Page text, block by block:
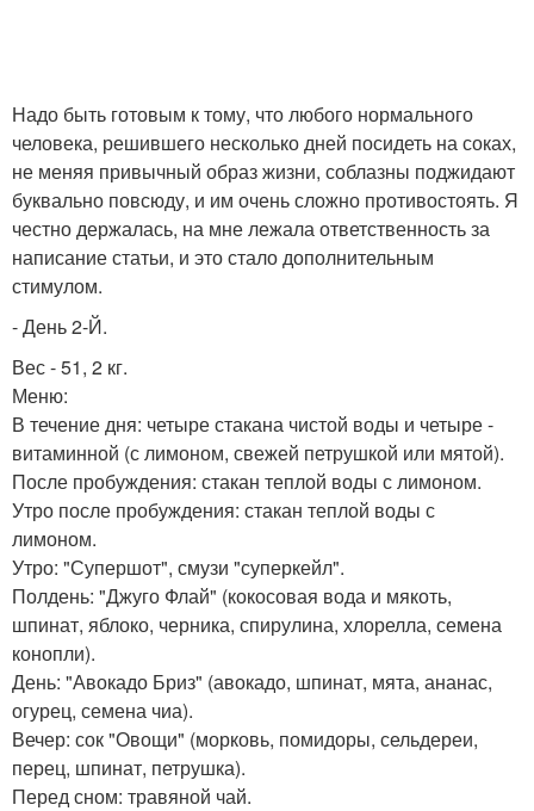
Надо быть готовым к тому, что любого нормального
человека, решившего несколько дней посидеть на соках,
не меняя привычный образ жизни, соблазны поджидают
буквально повсюду, и им очень сложно противостоять. Я
честно держалась, на мне лежала ответственность за
написание статьи, и это стало дополнительным
стимулом.
- День 2-Й.
Вес - 51, 2 кг.
Меню:
В течение дня: четыре стакана чистой воды и четыре -
витаминной (с лимоном, свежей петрушкой или мятой).
После пробуждения: стакан теплой воды с лимоном.
Утро после пробуждения: стакан теплой воды с
лимоном.
Утро: "Супершот", смузи "суперкейл".
Полдень: "Джуго Флай" (кокосовая вода и мякоть,
шпинат, яблоко, черника, спирулина, хлорелла, семена
конопли).
День: "Авокадо Бриз" (авокадо, шпинат, мята, ананас,
огурец, семена чиа).
Вечер: сок "Овощи" (морковь, помидоры, сельдереи,
перец, шпинат, петрушка).
Перед сном: травяной чай.